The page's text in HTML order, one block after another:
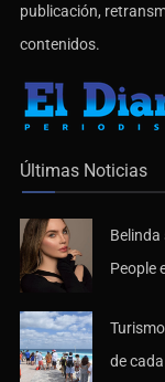
publicación,
contenidos.
Últimas Noticias
Belinda
People
de